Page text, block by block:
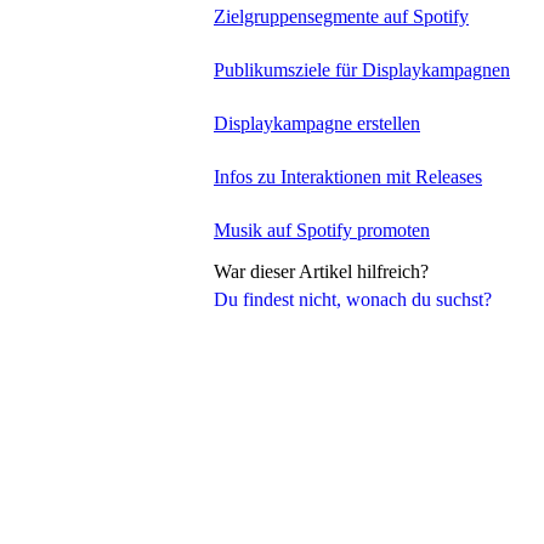
Du findest nicht, wonach du suchst?
Zielgruppensegmente auf Spotify
Publikumsziele für Displaykampagnen
Displaykampagne erstellen
Infos zu Interaktionen mit Releases
Musik auf Spotify promoten
War dieser Artikel hilfreich?